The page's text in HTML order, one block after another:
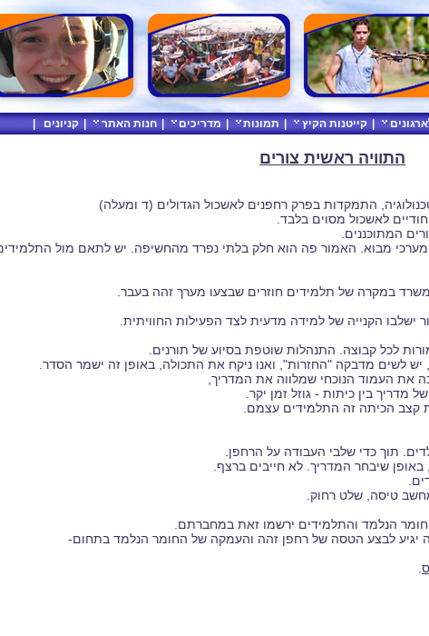
קייטנות הקיץ תמונות מדריכים חנות האתר קניונים
התוויה ראשית צורים
התמקדות בפרק רחפנים לאשכול הגדולים (ד ומעלה)
לאשכול מסוים בלבד.
המתוכננים.
מבוא. האמור פה הוא חלק בלתי נפרד מהחשיפה. יש לתאם מול
במקרה של תלמידים חוזרים שבצעו מערך זהה בעבר.
ישלבו הקנייה של למידה מדעית לצד הפעילות החוויתית.
לכל קבוצה. התנהלות שוטפת בסיוע של תורנים.
לשים מדבקה "החזרות", ואנו ניקח את התכולה, באופן זה ישמר הסדר.
את העמוד הנוכחי שמלווה את המדריך,
בין כיתות - גוזל זמן יקר.
קצב הכיתה זה התלמידים עצמם.
תוך כדי שלבי העבודה על הרחפן.
שיבחר המדריך. לא חייבים ברצף.
טיסה, שלט רחוק.
הנלמד והתלמידים ירשמו זאת במחברתם
לבצע הטסה של רחפן זהה והעמקה של החומר הנלמד בתחום-